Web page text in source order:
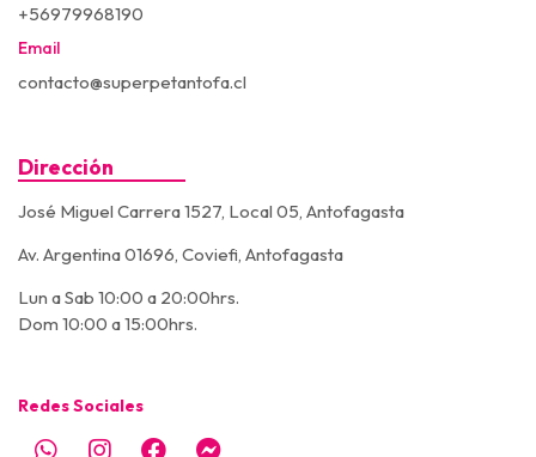
+56979968190
Email
contacto@superpetantofa.cl
Dirección
José Miguel Carrera 1527, Local 05, Antofagasta
Av. Argentina 01696, Coviefi, Antofagasta
Lun a Sab 10:00 a 20:00hrs.
Dom 10:00 a 15:00hrs.
Redes Sociales